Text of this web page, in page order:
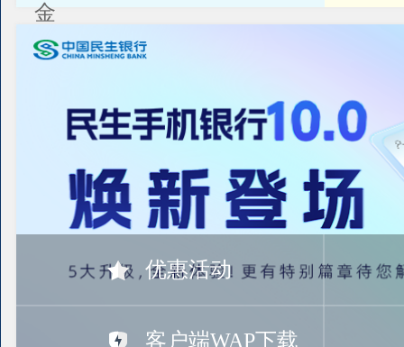
金
优惠活动
客户端WAP下载